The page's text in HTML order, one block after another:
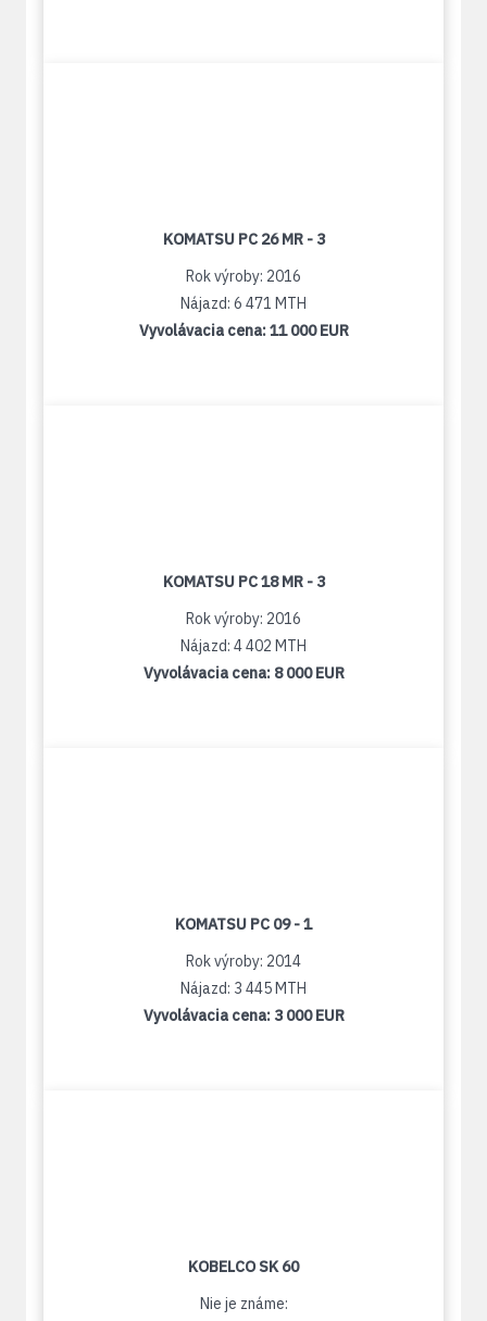
KOMATSU PC 26 MR - 3
Rok výroby: 2016
Nájazd: 6 471 MTH
Vyvolávacia cena:11 000 EUR
KOMATSU PC 18 MR - 3
Rok výroby: 2016
Nájazd: 4 402 MTH
Vyvolávacia cena: 8 000 EUR
KOMATSU PC 09 - 1
Rok výroby: 2014
Nájazd: 3 445 MTH
Vyvolávacia cena: 3 000 EUR
KOBELCO SK 60
Nie je známe: